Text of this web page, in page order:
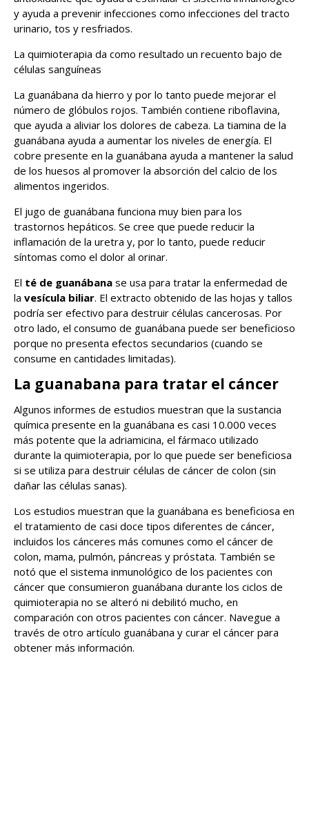
y ayuda a prevenir infecciones como infecciones del tracto
urinario, tos y resfriados.
La quimioterapia da como resultado un recuento bajo de
células sanguíneas
La guanábana da hierro y por lo tanto puede mejorar el
número de glóbulos rojos. También contiene riboflavina,
que ayuda a aliviar los dolores de cabeza. La tiamina de la
guanábana ayuda a aumentar los niveles de energía. El
cobre presente en la guanábana ayuda a mantener la salud
de los huesos al promover la absorción del calcio de los
alimentos ingeridos.
El jugo de guanábana funciona muy bien para los
trastornos hepáticos. Se cree que puede reducir la
inflamación de la uretra y, por lo tanto, puede reducir
síntomas como el dolor al orinar.
El té de guanábana se usa para tratar la enfermedad de
la vesícula biliar. El extracto obtenido de las hojas y tallos
podría ser efectivo para destruir células cancerosas. Por
otro lado, el consumo de guanábana puede ser beneficioso
porque no presenta efectos secundarios (cuando se
consume en cantidades limitadas).
La guanabana para tratar el cáncer
Algunos informes de estudios muestran que la sustancia
química presente en la guanábana es casi 10.000 veces
más potente que la adriamicina, el fármaco utilizado
durante la quimioterapia, por lo que puede ser beneficiosa
si se utiliza para destruir células de cáncer de colon (sin
dañar las células sanas).
Los estudios muestran que la guanábana es beneficiosa en
el tratamiento de casi doce tipos diferentes de cáncer,
incluidos los cánceres más comunes como el cáncer de
colon, mama, pulmón, páncreas y próstata. También se
notó que el sistema inmunológico de los pacientes con
cáncer que consumieron guanábana durante los ciclos de
quimioterapia no se alteró ni debilitó mucho, en
comparación con otros pacientes con cáncer. Navegue a
través de otro artículo guanábana y curar el cáncer para
obtener más información.